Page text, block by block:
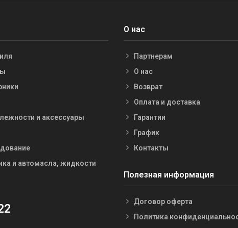
и аксессуары
и автомасла, жидкости
О нас
Партнерам
О нас
Возврат
Оплата и доставка
Гарантии
График
Контакты
Полезная информация
Договор оферта
Политика